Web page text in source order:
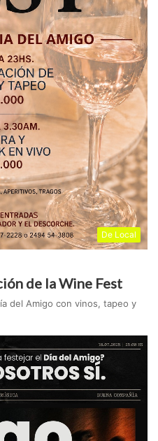
De Local
de la Wine Fest
del Amigo con vinos, tapeo y